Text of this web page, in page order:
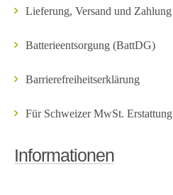
Lieferung, Versand und Zahlung
Batterieentsorgung (BattDG)
Barrierefreiheitserklärung
Für Schweizer MwSt. Erstattung
Informationen